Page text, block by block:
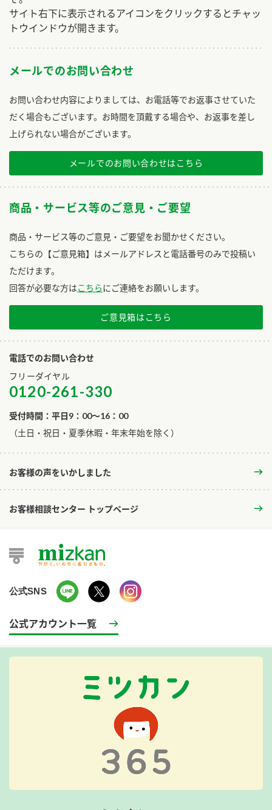
サイト右下に表示されるアイコンをクリックするとチャッ
トウインドウが開きます。
メールでのお問い合わせ
お問い合わせ内容によりましては、お電話等でお返事させていた
だく場合もございます。お時間を頂戴する場合や、お返事を差し
上げられない場合がございます。
メールでのお問い合わせはこちら
商品・サービス等のご意見・ご要望
商品・サービス等のご意見・ご要望をお聞かせください。
こちらの【ご意見箱】はメールアドレスと電話番号のみで投稿い
ただけます。
回答が必要な方はこちらにご連絡をお願いします。
ご意見箱はこちら
電話でのお問い合わせ
フリーダイヤル
0120-261-330
受付時間：平日9：00～16：00
​（土日・祝日・夏季休暇・年末年始を除く）
お客様の声をいかしました
お客様相談センター トップページ
公式SNS
公式アカウント一覧